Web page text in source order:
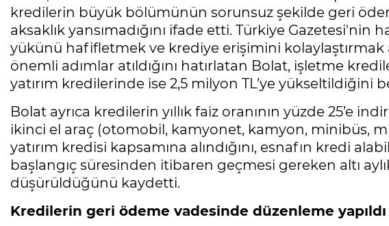
kredilerin büyük bölümünün sorunsuz şekilde geri
aksaklık yansımadığını ifade etti. Türkiye Gazetesi'nin
yükünü hafifletmek ve krediye erişimini kolaylaştırmak
önemli adımlar atıldığını hatırlatan Bolat, işletme
yatırım kredilerinde ise 2,5 milyon TL’ye yükseltildiğini
Bolat ayrıca kredilerin yıllık faiz oranının yüzde 25’e
ikinci el araç (otomobil, kamyonet, kamyon, minibüs,
yatırım kredisi kapsamına alındığını, esnafın kredi
başlangıç süresinden itibaren geçmesi gereken altı
düşürüldüğünü kaydetti.
Kredilerin geri ödeme vadesinde düzenleme yapıldı